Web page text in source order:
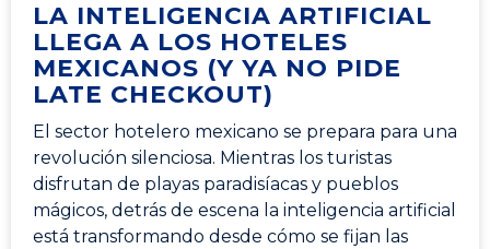
LA INTELIGENCIA ARTIFICIAL
LLEGA A LOS HOTELES
MEXICANOS (Y YA NO PIDE
LATE CHECKOUT)
El sector hotelero mexicano se prepara para una
revolución silenciosa. Mientras los turistas
disfrutan de playas paradisíacas y pueblos
mágicos, detrás de escena la inteligencia artificial
está transformando desde cómo se fijan las